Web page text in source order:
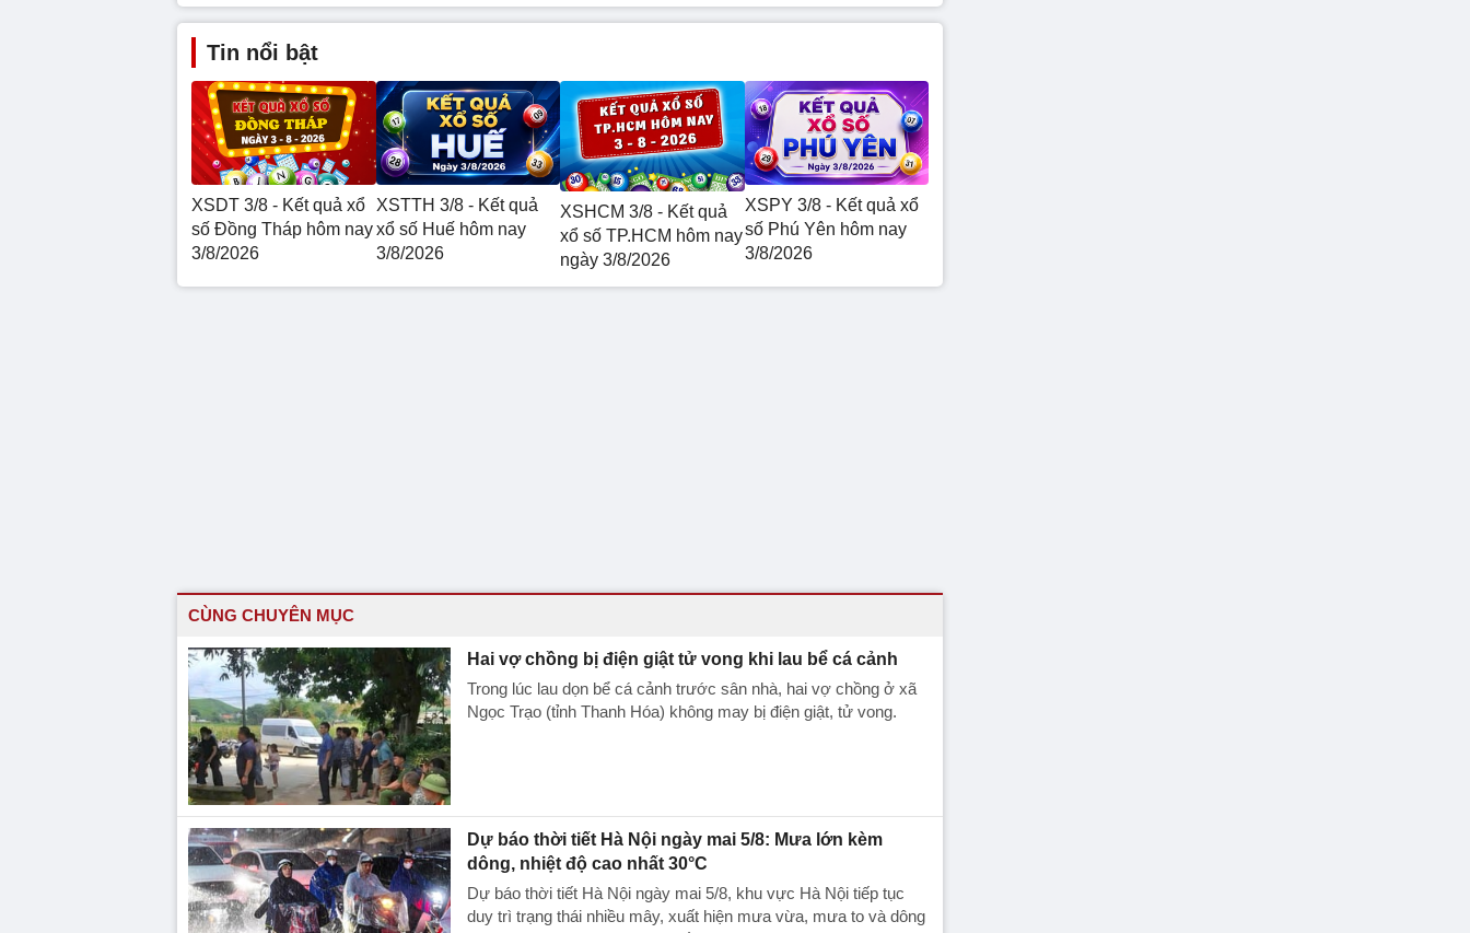
Tin nổi bật
XSDT 3/8 - Kết quả xổ
số Đồng Tháp hôm nay
3/8/2026
XSTTH 3/8 - Kết quả
xổ số Huế hôm nay
3/8/2026
XSHCM 3/8 - Kết quả
xổ số TP.HCM hôm nay
ngày 3/8/2026
XSPY 3/8 - Kết quả xổ
số Phú Yên hôm nay
3/8/2026
CÙNG CHUYÊN MỤC
Hai vợ chồng bị điện giật tử vong khi lau bể cá cảnh
Trong lúc lau dọn bể cá cảnh trước sân nhà, hai vợ chồng ở xã
Ngọc Trạo (tỉnh Thanh Hóa) không may bị điện giật, tử vong.
Dự báo thời tiết Hà Nội ngày mai 5/8: Mưa lớn kèm
dông, nhiệt độ cao nhất 30°C
Dự báo thời tiết Hà Nội ngày mai 5/8, khu vực Hà Nội tiếp tục
duy trì trạng thái nhiều mây, xuất hiện mưa vừa, mưa to và dông